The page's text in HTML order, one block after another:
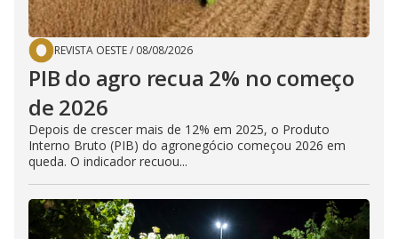
REVISTA OESTE/ 08/08/2026
PIB do agro recua 2% no começo
de 2026
Depois de crescer mais de 12% em 2025, o Produto
Interno Bruto (PIB) do agronegócio começou 2026 em
queda. O indicador recuou...